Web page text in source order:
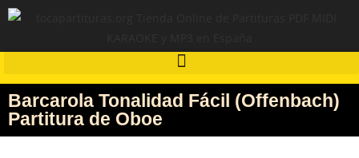
Barcarola Tonalidad Fácil (Offenbach)
Partitura de Oboe